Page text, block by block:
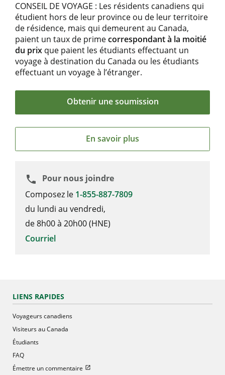
CONSEIL DE VOYAGE : Les résidents canadiens qui
étudient hors de leur province ou de leur territoire
de résidence, mais qui demeurent au Canada,
paient un taux de primecorrespondant à la moitié
du prix que paient les étudiants effectuant un
voyage à destination du Canada ou les étudiants
effectuant un voyage à l’étranger.
Obtenir une soumission
En savoir plus
phone
Pour nous joindre
Composez le 1-855-887-7809
du lundi au vendredi,
de 8h00 à 20h00 (HNE)
Courriel
LIENS RAPIDES
Voyageurs canadiens
Visiteurs au Canada
Étudiants
FAQ
Émettre un commentaire Ouvrir dans une nouvelle fenetre